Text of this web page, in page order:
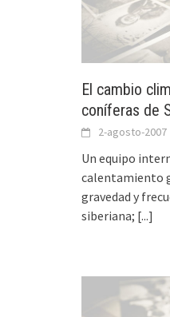
El cambio
coníferas de
2-agosto-2007
Un equipo
calentamiento
gravedad y
siberiana; [...]